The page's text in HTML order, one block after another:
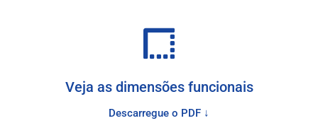
Veja as dimensões funcionais
Descarregue o PDF ↓